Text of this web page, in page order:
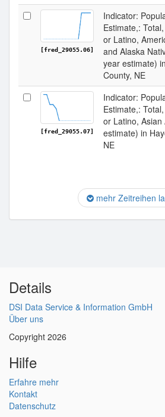
[fred_29055.06]
Indicator:
Estimate,:
or Latino,
and Alaska
year estimate)
County, NE
[fred_29055.07]
Indicator:
Estimate,:
or Latino,
estimate) in
NE
mehr Zeitreihen
Details
DSI Data Service & Information GmbH
Über uns
Copyright 2026
Hilfe
Erfahre mehr
Kontakt
Datenschutz